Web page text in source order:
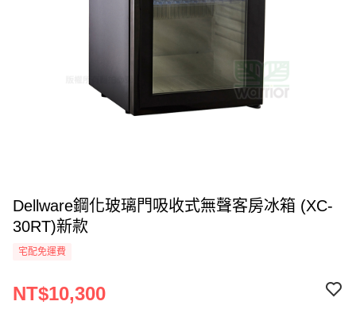
Dellware鋼化玻璃門吸收式無聲客房冰箱 (XC-
30RT)新款
宅配免運費
NT$10,300